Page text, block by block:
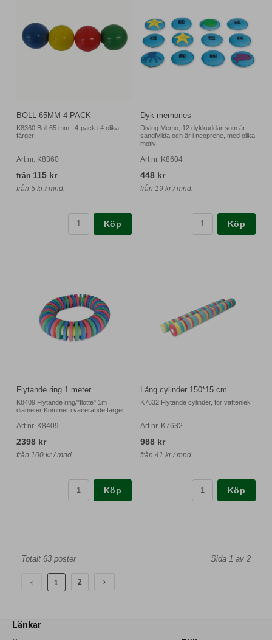
BOLL 65MM 4-PACK
K8360 Boll 65 mm , 4-pack i 4 olika
färger
Art nr. K8360
från 115 kr
från 5 kr / mnd.
Köp
Dyk memories
Diving Memo, 12 dykkuddar som är
sandfyllda och är i neoprene, med olika
motiv
Art nr. K8604
448 kr
från 19 kr / mnd.
Köp
Flytande ring 1 meter
K8409 Flytande ring/"flotte" 1m
diameter Kommer i varierande färger
Art nr. K8409
2398 kr
från 100 kr / mnd.
Köp
Lång cylinder 150*15 cm
K7632 Flytande cylinder, för vattenlek
Art nr. K7632
988 kr
från 41 kr / mnd.
Köp
Totalt 63 poster Sida 1 av 2
1 2
Länkar